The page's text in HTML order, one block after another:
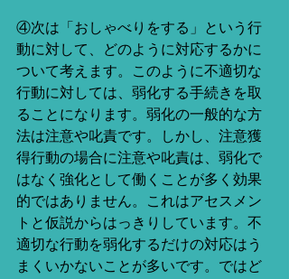
④次は「おしゃべりをする」という行
動に対して、どのように対応するかに
ついて考えます。このように不適切な
行動に対しては、弱化する手続きを取
ることになります。弱化の一般的な方
法は注意や叱責です。しかし、注意獲
得行動の場合に注意や叱責は、弱化で
はなく強化として働くことが多く効果
的ではありません。これはアセスメン
トと仮説からはっきりしています。不
適切な行動を弱化するだけの対応はう
まくいかないことが多いです。ではど